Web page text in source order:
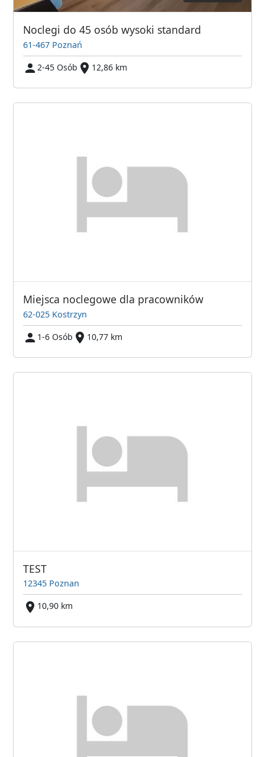
Noclegi do 45 osób wysoki standard
61-467 Poznań
2-45 Osób
12,86 km
Miejsca noclegowe dla pracowników
62-025 Kostrzyn
1-6 Osób
10,77 km
TEST
12345 Poznan
10,90 km